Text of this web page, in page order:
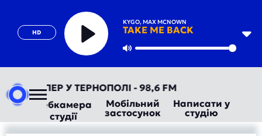
HD
KYGO, MAX MCNOWN
TAKE ME BACK
Play
ТЕПЕР У ТЕРНОПОЛІ - 98,6 FM
Вебкамера
студії
Мобільний
застосунок
Написати у
студію